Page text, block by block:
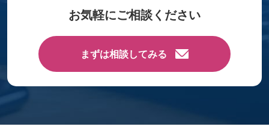
お気軽にご相談ください
まずは相談してみる